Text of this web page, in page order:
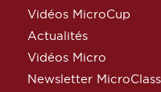
Vidéos MicroCup
Actualités
Vidéos Micro
Newsletter MicroClass